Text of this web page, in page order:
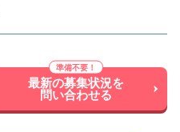
最新の募集状況を
問い合わせる